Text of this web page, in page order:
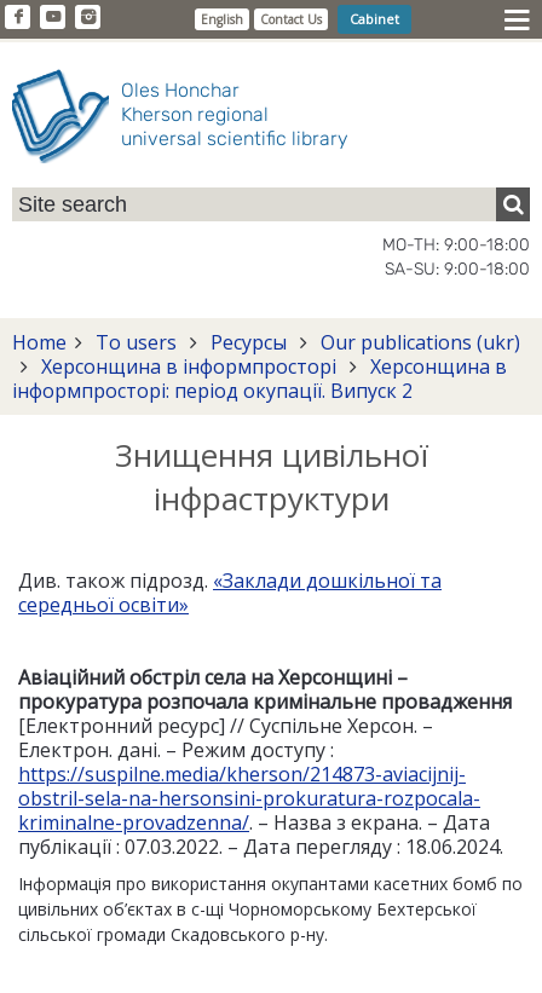
English Contact Us Cabinet
Oles Honchar
Kherson regional
universal scientific library
MO-TH: 9:00-18:00
SA-SU: 9:00-18:00
Home To users Ресурсы
Our publications (ukr)
Херсонщина в інформпросторі
Херсонщина в
інформпросторі: період окупації. Випуск 2
Знищення цивільної
інфраструктури
Див. також підрозд. «Заклади дошкільної та
середньої освіти»
Авіаційний обстріл села на Херсонщині –
прокуратура розпочала кримінальне провадження
[Електронний ресурс] // Суспільне Херсон. –
Електрон. дані. – Режим доступу :
https://suspilne.media/kherson/214873-aviacijnij-
obstril-sela-na-hersonsini-prokuratura-rozpocala-
kriminalne-provadzenna/. – Назва з екрана. – Дата
публікації : 07.03.2022. – Дата перегляду : 18.06.2024.
Інформація про використання окупантами касетних бомб по
цивільних об’єктах в с-щі Чорноморському Бехтерської
сільської громади Скадовського р-ну.